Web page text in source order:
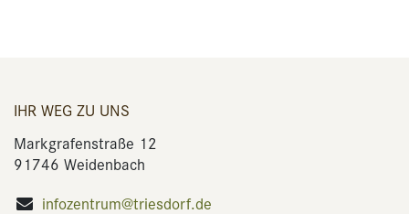
IHR WEG ZU UNS
Markgrafenstraße 12
91746 Weidenbach
infozentrum@triesdorf.de